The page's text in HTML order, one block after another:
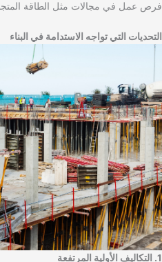
فرص عمل في مجالات مثل الطاقة
التحديات التي تواجه الاستدامة في البناء
1. التكاليف الأولية المرتفعة